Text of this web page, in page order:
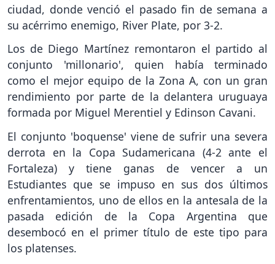
ciudad, donde venció el pasado fin de semana a
su acérrimo enemigo, River Plate, por 3-2.
Los de Diego Martínez remontaron el partido al
conjunto 'millonario', quien había terminado
como el mejor equipo de la Zona A, con un gran
rendimiento por parte de la delantera uruguaya
formada por Miguel Merentiel y Edinson Cavani.
El conjunto 'boquense' viene de sufrir una severa
derrota en la Copa Sudamericana (4-2 ante el
Fortaleza) y tiene ganas de vencer a un
Estudiantes que se impuso en sus dos últimos
enfrentamientos, uno de ellos en la antesala de la
pasada edición de la Copa Argentina que
desembocó en el primer título de este tipo para
los platenses.